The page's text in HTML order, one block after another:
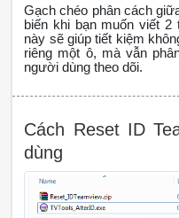
Gạch chéo phân cách
biến khi bạn muốn viết
này sẽ giúp tiết kiệm
riêng một ô, mà vẫn
người dùng theo dõi.
Cách Reset ID
dùng